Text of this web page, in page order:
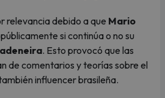
relevancia debido a que Mario
si continúa o no su
. Esto provocó que las
de comentarios y teorías sobre el
influencer brasileña.